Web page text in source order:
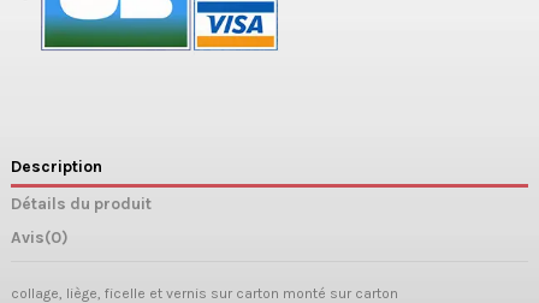
Description
Détails du produit
Avis(0)
collage, liège, ficelle et vernis sur carton monté sur carton